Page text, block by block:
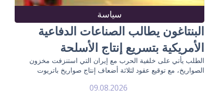
سياسة
البنتاغون يطالب الصناعات الدفاعية
الأمريكية بتسريع إنتاج الأسلحة
الطلب يأتي على خلفية الحرب مع إيران التي استنزفت مخزون
الصواريخ، مع توقيع عقود لثلاثة أضعاف إنتاج صواريخ باتريوت
09.08.2026